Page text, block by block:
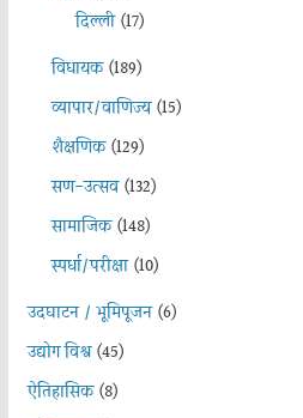
दिल्ली(17)
विधायक(189)
व्यापार/वाणिज्य(15)
शैक्षणिक(129)
सण-उत्सव(132)
सामाजिक(148)
स्पर्धा/परीक्षा(10)
उदघाटन / भूमिपूजन(6)
उद्योग विश्व(45)
ऐतिहासिक(8)